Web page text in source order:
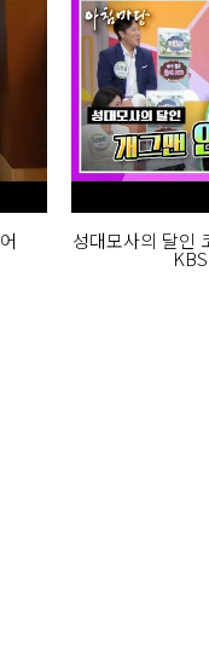
성대모사의 달인